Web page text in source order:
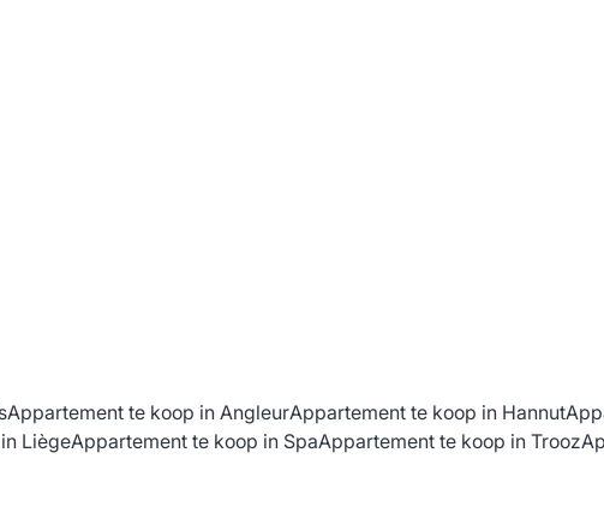
Appartement te koop in AngleurAppartement te koop in Hannut
LiègeAppartement te koop in SpaAppartement te koop in Trooz